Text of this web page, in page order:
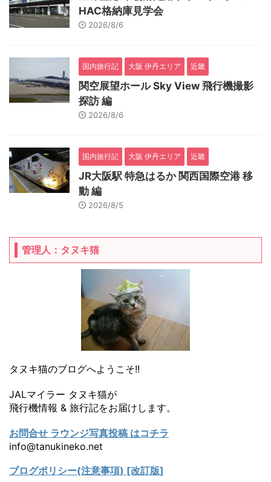
HAC格納庫見学会
2026/8/6
国内旅行記 大阪 伊丹エリア 近畿
関空展望ホール Sky View 飛行機撮影
探訪 編
2026/8/6
国内旅行記 大阪 伊丹エリア 近畿
JR大阪駅 特急はるか 関西国際空港 移
動 編
2026/8/5
管理人：タヌキ猫
タヌキ猫のブログへようこそ!!
JALマイラー タヌキ猫が
飛行機情報 & 旅行記をお届けします。
お問合せ ラウンジ写真投稿 はコチラ
info@tanukineko.net
ブログポリシー(注意事項) [改訂版]